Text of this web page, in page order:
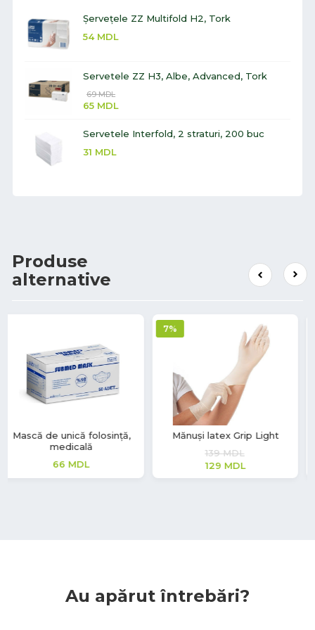
Șervețele ZZ Multifold H2, Tork
54 MDL
Servetele ZZ H3, Albe, Advanced, Tork
69MDL
65 MDL
Servetele Interfold, 2 straturi, 200 buc
31 MDL
Produse
alternative
Mănuși latex Grip Light
139MDL
129MDL
Mănuși nitril Soft Touch Vivid
362MDL
Au apărut întrebări?